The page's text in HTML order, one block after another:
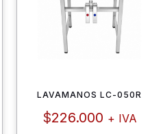
LAVAMANOS LC-050R
$226.000 + IVA